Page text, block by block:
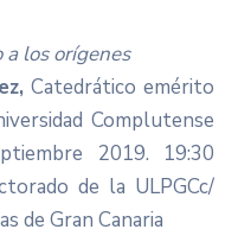
a los orígenes
Catedrático emérito
Complutense
2019. 19:30
de la ULPGCc/
de Gran Canaria